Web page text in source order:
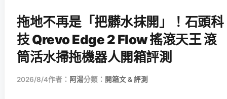
拖地不再是「把髒水抹開」！石頭科
技 Qrevo Edge 2 Flow 搖滾天王 滾
筒活水掃拖機器人開箱評測
2026/8/4作者： 阿湯分類： 開箱文 & 評測